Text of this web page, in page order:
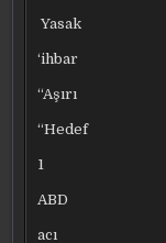
Yasak
‘ihbar
“Aşırı
“Hedef
1
ABD
acı